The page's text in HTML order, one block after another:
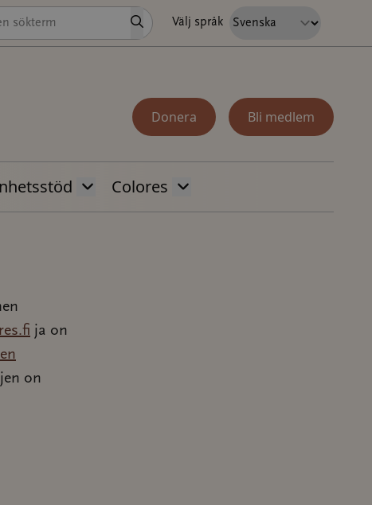
Sök Välj språk
Donera Bli medlem
Colores
ja on
on